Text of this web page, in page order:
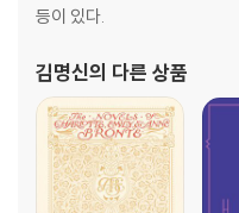
등이 있다.
김명신의 다른 상품